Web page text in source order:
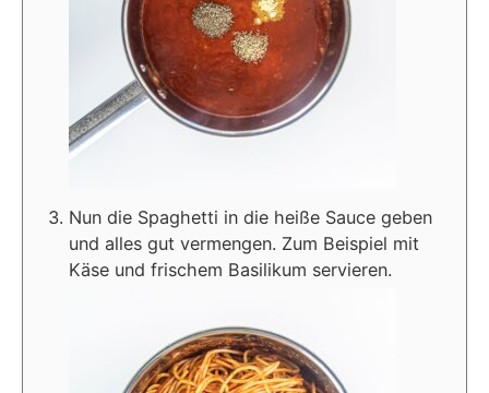
Nun die Spaghetti in die heiße Sauce geben
und alles gut vermengen. Zum Beispiel mit
Käse und frischem Basilikum servieren.